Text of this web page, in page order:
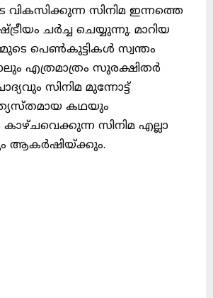
വികസിക്കുന്ന സിനിമ ഇന്നത്തെ
ചർച്ച ചെയ്യുന്നു. മാറിയ
പെൺകുട്ടികൾ സ്വന്തം
എത്രമാത്രം സുരക്ഷിതർ
സിനിമ മുന്നോട്ട്
കഥയും
സിനിമ എല്ലാ
ആകർഷിയ്ക്കും.